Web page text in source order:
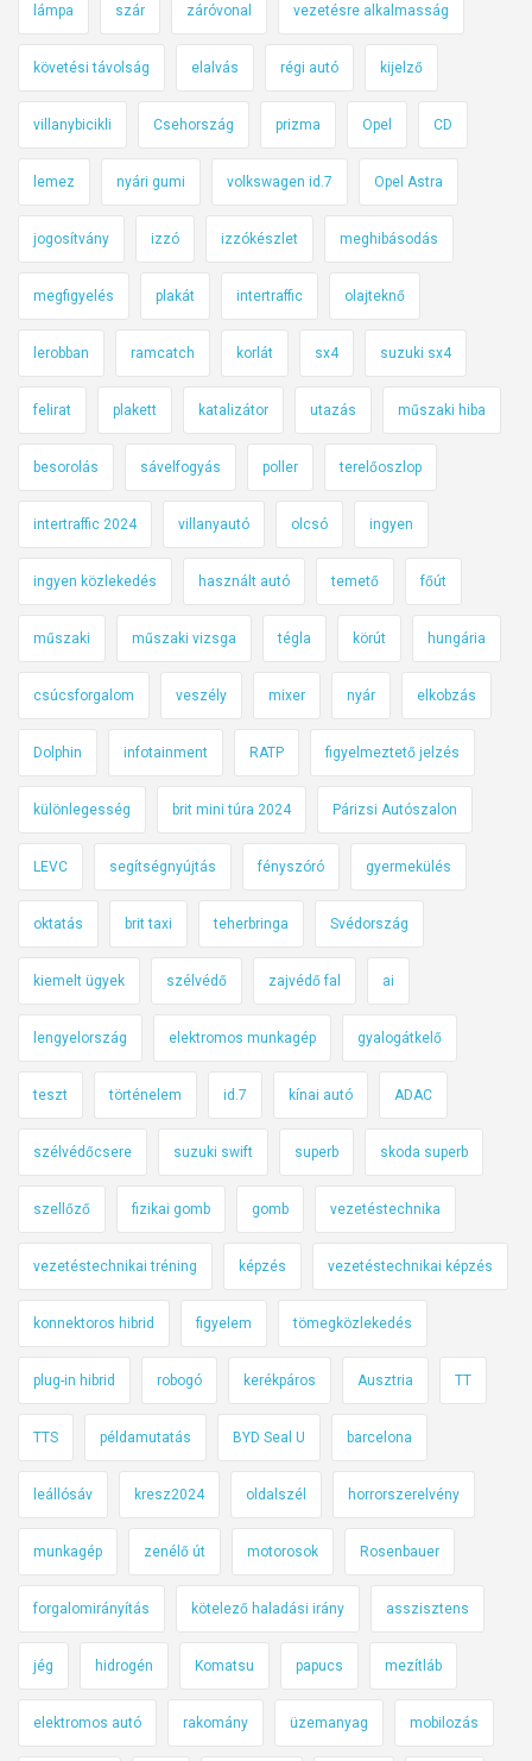
lámpa szár záróvonal vezetésre alkalmasság
követési távolság elalvás régi autó kijelző
villanybicikli Csehország prizma Opel CD
lemez nyári gumi volkswagen id.7 Opel Astra
jogosítvány izzó izzókészlet meghibásodás
megfigyelés plakát intertraffic olajteknő
lerobban ramcatch korlát sx4 suzuki sx4
felirat plakett katalizátor utazás műszaki hiba
besorolás sávelfogyás poller terelőoszlop
intertraffic 2024 villanyautó olcsó ingyen
ingyen közlekedés használt autó temető főút
műszaki műszaki vizsga tégla körút hungária
csúcsforgalom veszély mixer nyár elkobzás
Dolphin infotainment RATP figyelmeztető jelzés
különlegesség brit mini túra 2024 Párizsi Autószalon
LEVC segítségnyújtás fényszóró gyermekülés
oktatás brit taxi teherbringa Svédország
kiemelt ügyek szélvédő zajvédő fal ai
lengyelország elektromos munkagép gyalogátkelő
teszt történelem id.7 kínai autó ADAC
szélvédőcsere suzuki swift superb skoda superb
szellőző fizikai gomb gomb vezetéstechnika
vezetéstechnikai tréning képzés vezetéstechnikai képzés
konnektoros hibrid figyelem tömegközlekedés
plug-in hibrid robogó kerékpáros Ausztria TT
TTS példamutatás BYD Seal U barcelona
leállósáv kresz2024 oldalszél horrorszerelvény
munkagép zenélő út motorosok Rosenbauer
forgalomirányítás kötelező haladási irány asszisztens
jég hidrogén Komatsu papucs mezítláb
elektromos autó rakomány üzemanyag mobilozás